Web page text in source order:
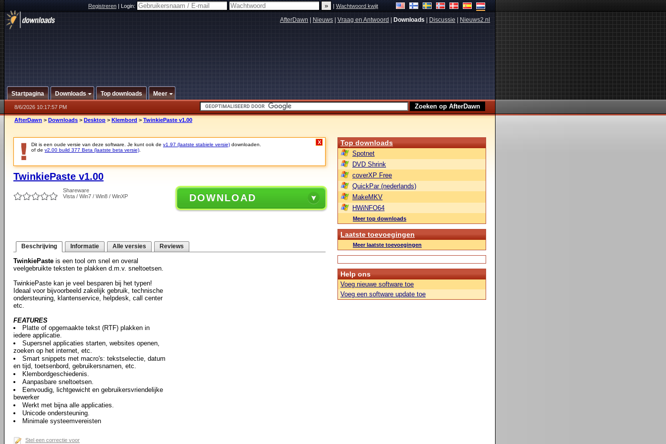
Registreren|Login: |Wachtwoord kwijt
AfterDawn Nieuws Vraag en Antwoord Downloads Discussie Nieuws2.nl
Startpagina Downloads Top downloads Meer
8/6/2026 10:17:57 PM
AfterDawn > Downloads > Desktop > Klembord > TwinkiePaste v1.00
Dit is een oude versie van deze software. Je kunt ook de v1.97 (laatste stabiele versie) downloaden.
of de v2.00 build 377 Beta (laatste beta versie)
X
TwinkiePaste v1.00
Shareware
Vista / Win7 / Win8 / WinXP
DOWNLOAD
Beschrijving Informatie Alle versies Reviews
TwinkiePaste is een tool om snel en overal
veelgebruikte teksten te plakken d.m.v. sneltoetsen.
TwinkiePaste kan je veel besparen bij het typen!
Ideaal voor bijvoorbeeld zakelijk gebruik, technische
ondersteuning, klantenservice, helpdesk, call center
etc.
FEATURES
Platte of opgemaakte tekst (RTF) plakken in
iedere applicatie.
Supersnel applicaties starten, websites openen,
zoeken op het internet, etc.
Smart snippets met macro's: tekstselectie, datum
en tijd, toetsenbord, gebruikersnamen, etc.
Klembordgeschiedenis.
Aanpasbare sneltoetsen.
Eenvoudig, lichtgewicht en gebruikersvriendelijke
bewerker
Werkt met bijna alle applicaties.
Unicode ondersteuning.
Minimale systeemvereisten
Stel een correctie voor
Top downloads
Spotnet
DVD Shrink
coverXP Free
QuickPar (nederlands)
MakeMKV
HWiNFO64
Meer top downloads
Laatste toevoegingen
Meer laatste toevoegingen
Help ons
Voeg nieuwe software toe
Voeg een software update toe